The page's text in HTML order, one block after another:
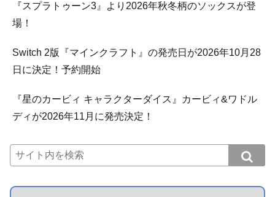
『スプラトゥーン3』より2026年秋冬柄のソックスが登
場！
Switch 2版『マインクラフト』の発売日が2026年10月28
日に決定！予約開始
『星のカービィ キャラクターダイス』カービィ&ワドル
ディが2026年11月に発売決定！